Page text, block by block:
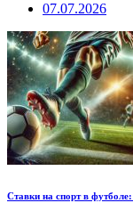
07.07.2026
Ставки на спорт в